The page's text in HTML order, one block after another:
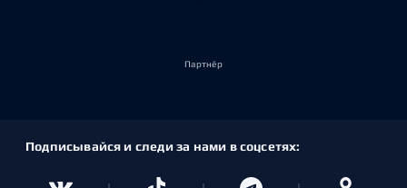
Партнёр
Подписывайся и следи за нами в соцсетях: